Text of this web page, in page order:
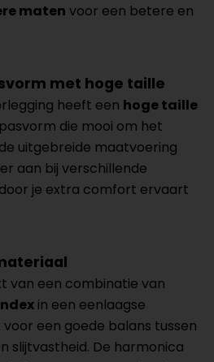
maten voor een betere en
met hoge taille
heeft een hoge taille
die mooi om het
uitgebreide maatvoering
aan bij verschillende
je extra comfort ervaart
van een combinatie van
in een eenlaagse
een goede balans tussen
slijtvastheid. De harmonica